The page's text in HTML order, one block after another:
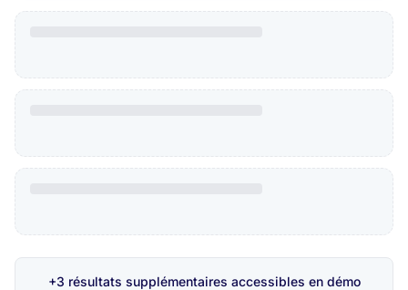
+3 résultats supplémentaires accessibles en démo